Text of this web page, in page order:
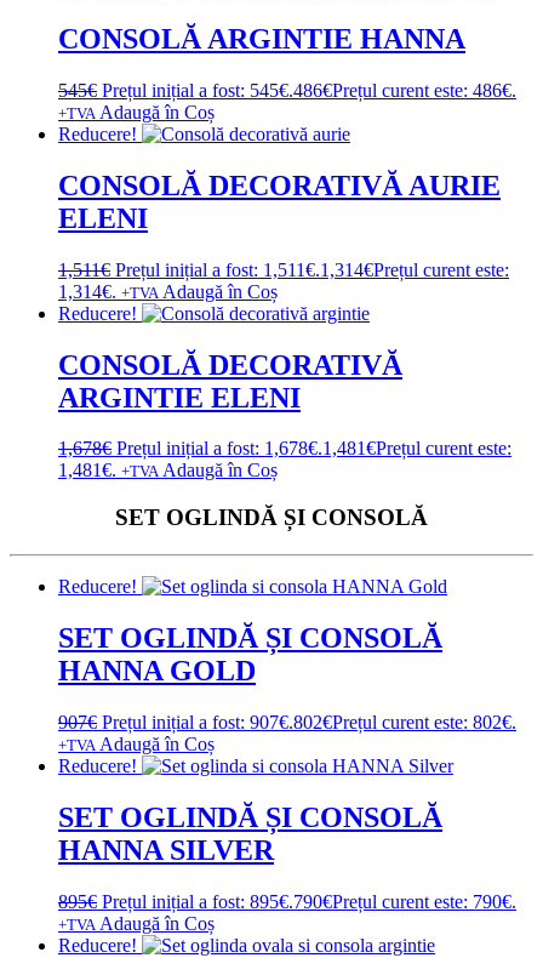
CONSOLĂ ARGINTIE HANNA
545€ Prețul inițial a fost: 545€.486€Prețul curent este: 486€.
+TVA Adaugă în Coș
Reducere!
CONSOLĂ DECORATIVĂ AURIE
ELENI
1,511€ Prețul inițial a fost: 1,511€.1,314€Prețul curent este:
1,314€. +TVA Adaugă în Coș
Reducere!
CONSOLĂ DECORATIVĂ
ARGINTIE ELENI
1,678€ Prețul inițial a fost: 1,678€.1,481€Prețul curent este:
1,481€. +TVA Adaugă în Coș
SET OGLINDĂ ȘI CONSOLĂ
Reducere!
SET OGLINDĂ ȘI CONSOLĂ
HANNA GOLD
907€ Prețul inițial a fost: 907€.802€Prețul curent este: 802€.
+TVA Adaugă în Coș
Reducere!
SET OGLINDĂ ȘI CONSOLĂ
HANNA SILVER
895€ Prețul inițial a fost: 895€.790€Prețul curent este: 790€.
+TVA Adaugă în Coș
Reducere!